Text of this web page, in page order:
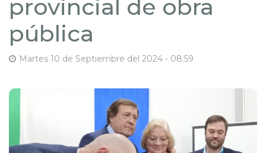
provincial de obra
pública
Martes 10 de Septiembre del 2024 - 08:59